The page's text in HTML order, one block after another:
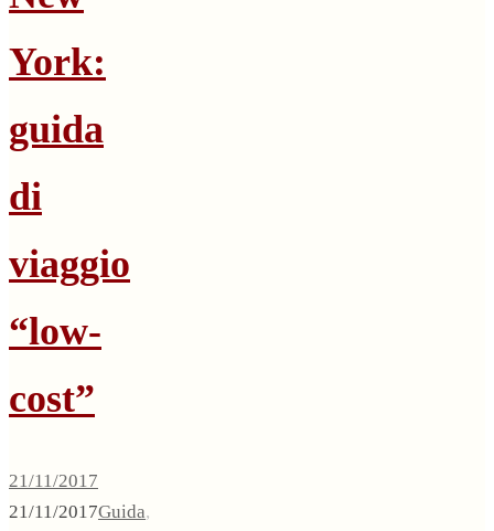
York:
guida
di
viaggio
“low-
cost”
21/11/2017
21/11/2017Guida,